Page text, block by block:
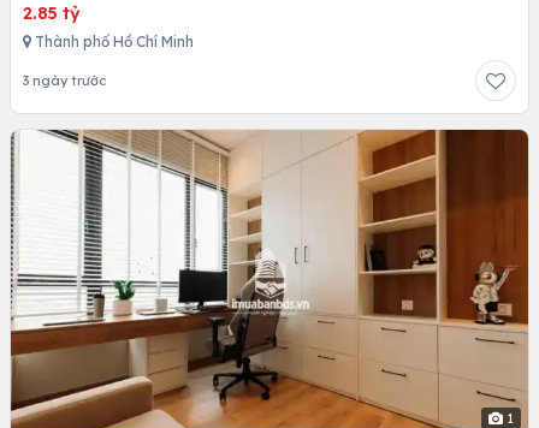
2.85 tỷ
Thành phố Hồ Chí Minh
3 ngày trước
1